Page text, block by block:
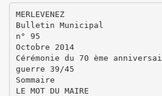
MERLEVENEZ
Bulletin Municipal
n° 95
Octobre 2014
Cérémonie du 70 ème
guerre 39/45
Sommaire
LE MOT DU MAIRE